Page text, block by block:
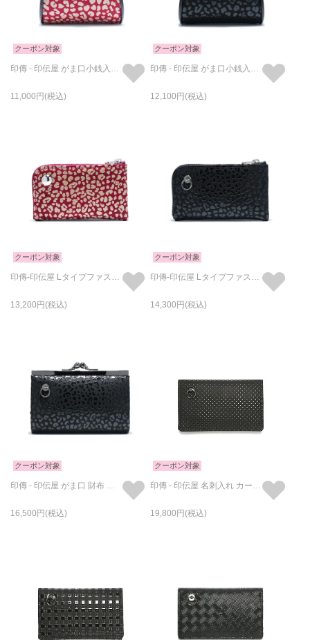
クーポン対象
印傳 - 印伝屋 がま口小銭入れ/コインケース RED×WHITE レオパード柄
11,000
クーポン対象
印傳 - 印伝屋 がま口小銭入れ/コインケース レオパード柄
12,100
クーポン対象
印傳-印伝屋 Lタイプファスナーコインケース RED×WHITE /小銭入れ・ミニ財布
13,200
クーポン対象
印傳-印伝屋 Lタイプファスナーコインケース /小銭入れ・ミニ財布
14,300
クーポン対象
印傳 - 印伝屋 がま口 財布 レオパード柄
16,500
クーポン対象
印傳 - 印伝屋 名刺入れ カードケース ドット柄
19,800